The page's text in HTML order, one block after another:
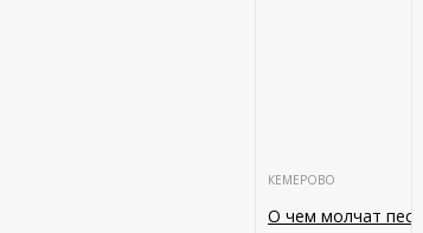
КЕМЕРОВО
О чем молчат песни